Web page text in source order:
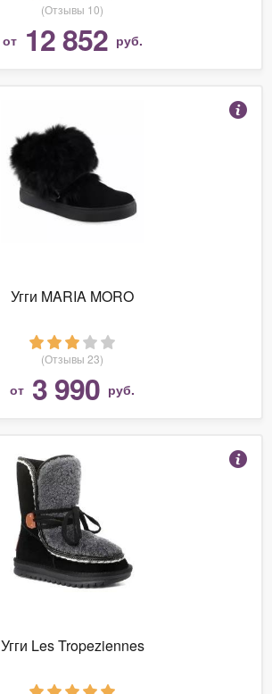
(Отзывы 10)
от 12 852 руб.
Угги MARIA MORO
(Отзывы 23)
от 3 990 руб.
Угги Les Tropeziennes